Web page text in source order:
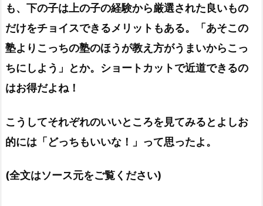
も、下の子は上の子の経験から厳選された良いもの
だけをチョイスできるメリットもある。「あそこの
塾よりこっちの塾のほうが教え方がうまいからこっ
ちにしよう」とか。ショートカットで近道できるの
はお得だよね！
こうしてそれぞれのいいところを見てみるとよしお
的には「どっちもいいな！」って思ったよ。
(全文はソース元をご覧ください)